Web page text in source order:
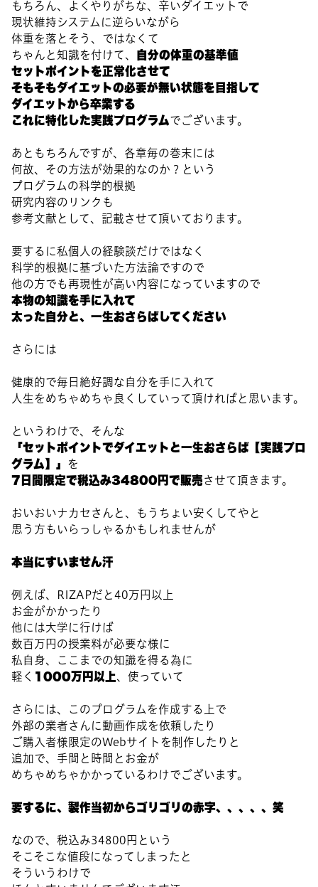
もちろん、よくやりがちな、辛いダイエットで
現状維持システムに逆らいながら
体重を落とそう、ではなくて
ちゃんと知識を付けて、 自分の体重の基準値
セットポイントを正常化させて
そもそもダイエットの必要が無い状態を目指して
ダイエットから卒業する
これに特化した実践プログラムでございます。
あともちろんですが、各章毎の巻末には
何故、その方法が効果的なのか？という
プログラムの科学的根拠
研究内容のリンクも
参考文献として、記載させて頂いております。
要するに私個人の経験談だけではなく
科学的根拠に基づいた方法論ですので
他の方でも再現性が高い内容になっていますので
本物の知識を手に入れて
太った自分と、一生おさらばしてください
さらには
健康的で毎日絶好調な自分を手に入れて
人生をめちゃめちゃ良くしていって頂ければと思います。
というわけで、そんな
「セットポイントでダイエットと一生おさらば【実践プロ
グラム】」 を
7日間限定で税込み34800円で販売させて頂きます。
おいおいナカセさんと、もうちょい安くしてやと
思う方もいらっしゃるかもしれませんが
本当にすいません汗
例えば、RIZAPだと40万円以上
お金がかかったり
他には大学に行けば
数百万円の授業料が必要な様に
私自身、ここまでの知識を得る為に
軽く 1000万円以上、使っていて
さらには、このプログラムを作成する上で
外部の業者さんに動画作成を依頼したり
ご購入者様限定のWebサイトを制作したりと
追加で、手間と時間とお金が
めちゃめちゃかかっているわけでございます。
要するに、製作当初からゴリゴリの赤字、、、、、笑
なので、税込み34800円という
そこそこな値段になってしまったと
そういうわけで